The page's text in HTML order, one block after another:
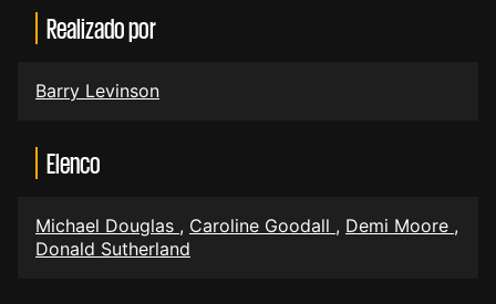
Realizado por
Barry Levinson
Elenco
Michael Douglas , Caroline Goodall , Demi Moore ,
Donald Sutherland